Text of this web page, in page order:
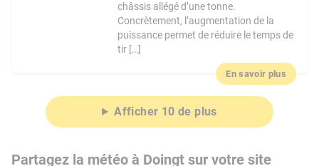
châssis allégé d’une tonne.
Concrètement, l’augmentation de la
puissance permet de réduire le temps de
tir […]
En savoir plus
Afficher 10 de plus
Partagez la météo à Doingt sur votre site